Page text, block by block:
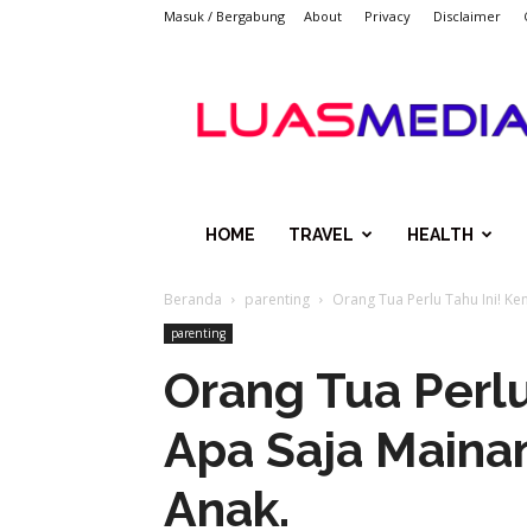
Masuk / Bergabung About Privacy Disclaimer
HOME TRAVEL HEALTH
Beranda parenting Orang Tua Perlu Tahu Ini!
parenting
Orang Tua
Apa Saja
Anak.